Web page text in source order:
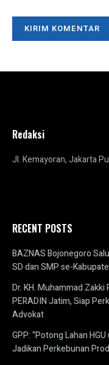
Redaksi
Jl. Kemayoran, Jakarta
RECENT POSTS
BAZNAS Bojonegoro
SD dan SMP se-
Dr. KH. Muhammad Zakki
PERADIN Jatim, Siap
Advokat
GPP: “Potong Lahan
Jadikan Perkebunan